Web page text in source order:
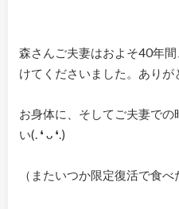
森さんご夫妻はおよそ40年
けてくださいました。ありが
お身体に、そしてご夫妻で
い(. ❛ ᴗ ❛.)
（またいつか限定復活で食べ